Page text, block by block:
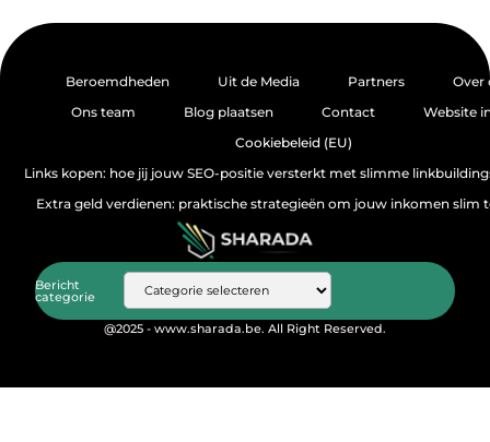
Beroemdheden Uit de Media Partners
Over
Ons team
Blog plaatsen Contact
Website
Cookiebeleid (EU)
Links kopen: hoe jij jouw SEO-positie versterkt met slimme
Extra geld verdienen: praktische strategieën om jouw inkomen slim
Bericht
categorie
@2025 - www.sharada.be. All Right Reserved.